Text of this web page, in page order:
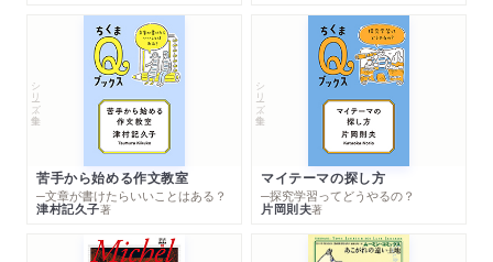
シリーズ・全集
苦手から始める作文教室
─文章が書けたらいいことはある？
津村記久子著
シリーズ・全集
マイテーマの探し方
─探究学習ってどうやるの？
片岡則夫著